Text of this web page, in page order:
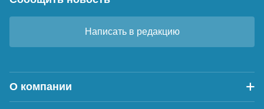
Написать в редакцию
О компании